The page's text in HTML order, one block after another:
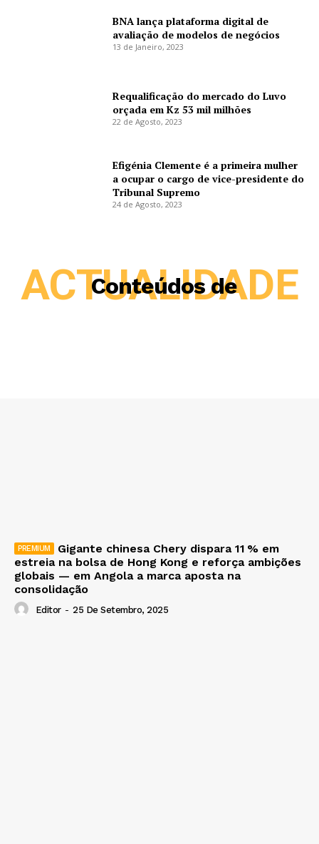
BNA lança plataforma digital de
avaliação de modelos de negócios
13 de Janeiro, 2023
Requalificação do mercado do Luvo
orçada em Kz 53 mil milhões
22 de Agosto, 2023
Efigénia Clemente é a primeira mulher
a ocupar o cargo de vice-presidente do
Tribunal Supremo
24 de Agosto, 2023
Conteúdos de
ACTUALIDADE
Gigante chinesa Chery dispara 11 % em
estreia na bolsa de Hong Kong e reforça ambições
globais — em Angola a marca aposta na
consolidação
Editor - 25 De Setembro, 2025